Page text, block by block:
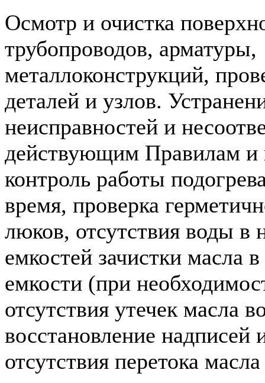
Осмотр и очистка
трубопроводов, арматуры,
металлоконструкций,
деталей и узлов.
неисправностей и
действующим Правилам и
контроль работы
время, проверка
люков, отсутствия воды в
емкостей зачистки масла
емкости (при
отсутствия утечек масла
восстановление надписей
отсутствия перетока